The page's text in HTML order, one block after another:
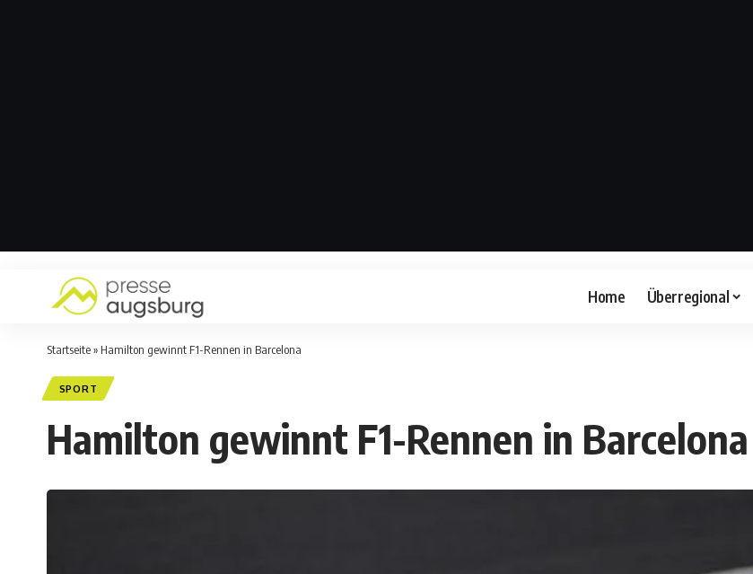
Home Überregional
Startseite» Hamilton gewinnt F1-Rennen in Barcelona
SPORT
Hamilton gewinnt F1-Rennen in Barcelona